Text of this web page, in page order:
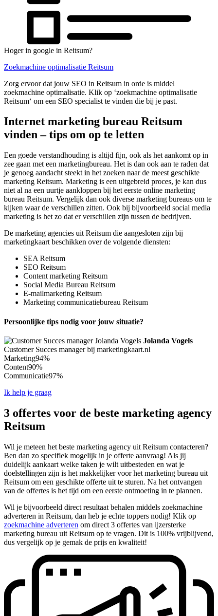
Hoger in google in Reitsum?
Zoekmachine optimalisatie Reitsum
Zorg ervoor dat jouw SEO in Reitsum in orde is middel
zoekmachine optimalisatie. Klik op ‘zoekmachine optimalisatie
Reitsum‘ om een SEO specialist te vinden die bij je past.
Internet marketing bureau Reitsum
vinden – tips om op te letten
Een goede verstandhouding is altijd fijn, ook als het aankomt op in
zee gaan met een marketingbureau. Het is dan ook aan te raden dat
je genoeg aandacht steekt in het zoeken naar de meest geschikte
marketing Reitsum. Marketing is een uitgebreid proces, je kan dus
niet al na een uurtje aankloppen bij het eerste online marketing
bureau Reitsum. Vergelijk dan ook diverse marketing bureaus om te
kijken waar de verschillen zitten. Ook bij bijvoorbeeld social media
marketing is het zo dat er verschillen zijn tussen de bedrijven.
De marketing agencies uit Reitsum die aangesloten zijn bij
marketingkaart beschikken over de volgende diensten:
SEA Reitsum
SEO Reitsum
Content marketing Reitsum
Social Media Bureau Reitsum
E-mailmarketing Reitsum
Marketing communicatiebureau Reitsum
Persoonlijke tips nodig voor jouw situatie?
Jolanda Vogels
Customer Succes manager bij marketingkaart.nl
Marketing94%
Content90%
Communicatie97%
Ik help je graag
3 offertes voor de beste marketing agency
Reitsum
Wil je meteen het beste marketing agency uit Reitsum contacteren?
Ben dan zo specifiek mogelijk in je offerte aanvraag! Als jij
duidelijk aankaart welke taken je wilt uitbesteden en wat je
doelstellingen zijn is het makkelijker voor het marketing bureau uit
Reitsum om een geschikte offerte uit te sturen. Na het ontvangen
van de offertes is het tijd om een eerste ontmoeting in te plannen.
Wil je bijvoorbeeld direct resultaat behalen middels zoekmachine
adverteren in Reitsum, dan heb je echte toppers nodig! Klik op
zoekmachine adverteren om direct 3 offertes van ijzersterke
marketing bureau uit Reitsum op te vragen. Dit is 100% vrijblijvend,
dus vergelijk op je gemak de prijs en kwaliteit!